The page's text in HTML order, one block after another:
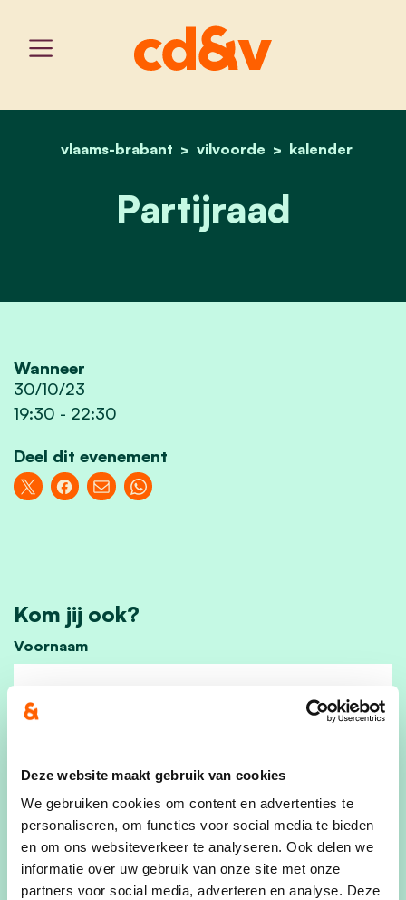
Deze website maakt gebruik van cookies
We gebruiken cookies om content en advertenties te
personaliseren, om functies voor social media te bieden
en om ons websiteverkeer te analyseren. Ook delen we
informatie over uw gebruik van onze site met onze
partners voor social media, adverteren en analyse. Deze
home
vlaams-brabant vilvoorde kalender
partijraad
Partijraad
Wanneer
30/10/23
19:30 - 22:30
Deel dit evenement
Kom jij ook?
Voornaam
Achternaam
E-mailadres